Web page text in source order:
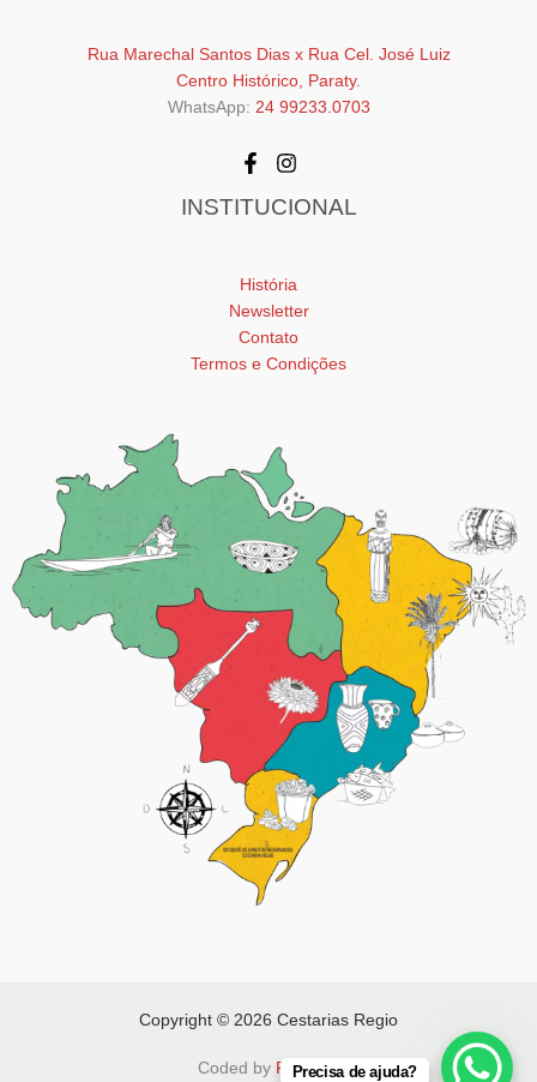
Rua Marechal Santos Dias x Rua Cel. José Luiz
Centro Histórico, Paraty.
WhatsApp: 24 99233.0703
INSTITUCIONAL
História
Newsletter
Contato
Termos e Condições
Copyright © 2026 Cestarias Regio
Coded by FAPNET
Precisa de ajuda?